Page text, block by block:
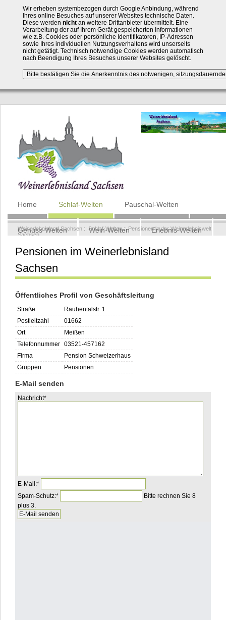
Wir erheben systembezogen durch Google Anbindung, während
Ihres online Besuches auf unserer Websites technische Daten.
Diese werden nichtan weitere Drittanbieter übermittelt. Eine
Verarbeitung der auf Ihrem Gerät gespeicherten Informationen
wie z.B. Cookies oder persönliche Identifikatoren, IP-Adressen
sowie Ihres individuellen Nutzungsverhaltens wird unserseits
nicht getätigt. Technisch notwendige Cookies werden automatisch
nach Beendigung Ihres Besuches unserer Websites gelöscht.
Navigation
überspringen
Home Schlaf-Welten Pauschal-Welten
Genuss-Welten Wein-Welten Erlebnis-Welten
Kontakt
Weinerlebnisland Sachsen :: Schlaf-Welten::Pensionen in der Weinerlebniswelt
Sachsen
Pensionen im Weinerlebnisland
Sachsen
Öffentliches Profil von Geschäftsleitung
Straße
Rauhentalstr. 1
Postleitzahl
01662
Ort
Meißen
Telefonnummer 03521-457162
Firma
Pension Schweizerhaus
Gruppen
Pensionen
E-Mail senden
Pflichtfeld
Nachricht*
Pflichtfeld
E-Mail:*
Pflichtfeld
Spam-Schutz:*Bitte
rechnen
1
plus
Bitte rechnen Sie 8
plus 3.